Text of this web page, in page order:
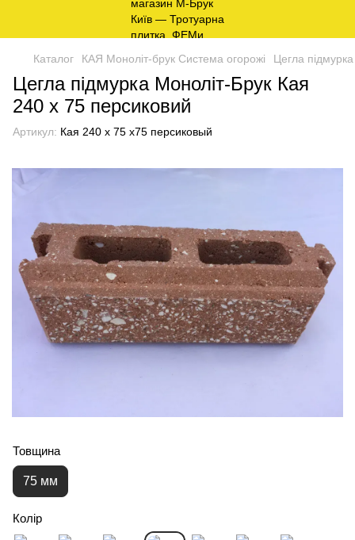
Каталог КАЯ Моноліт-брук Система огорожі Цегла
Цегла підмурка Моноліт-Брук Кая
240 х 75 персиковий
Артикул: Кая 240 х 75 х75 персиковый
Товщина
75 мм
Колір